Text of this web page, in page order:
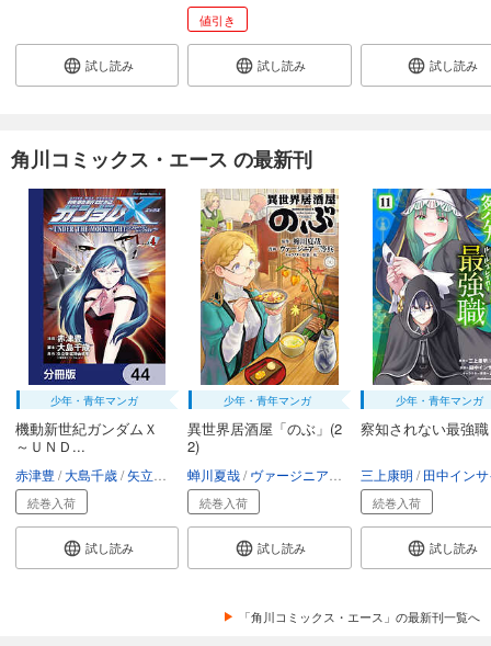
試し読み
値引き
試し読み 試し読み
角川コミックス・エース の最新刊
少年・青年マンガ
機動新世紀ガンダムＸ
～ＵＮＤ...
赤津豊 大島千歳 矢立肇・富野由悠季
続巻入荷
試し読み
少年・青年マンガ
異世界居酒屋「のぶ」(2
2)
蝉川夏哉 ヴァージニア二等兵 転
続巻入荷
試し読み
少年・青年マンガ
察知されない最強
三上康明 田中インサイ
続巻入荷
試し読み
「角川コミックス・エース」の最新刊一覧へ